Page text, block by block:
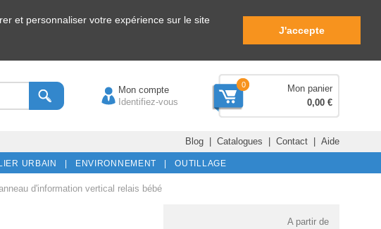
et personnaliser votre expérience sur le site
J'accepte
Mon compte
Identifiez-vous
0
Mon panier
0,00 €
Blog| Catalogues | Contact| Aide
URBAIN | ENVIRONNEMENT | OUTILLAGE
d'information vertical relais bébé
A partir de